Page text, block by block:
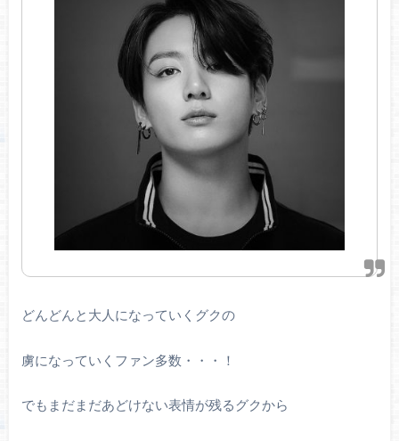
どんどんと大人になっていくグクの
虜になっていくファン多数・・・！
でもまだまだあどけない表情が残るグクから